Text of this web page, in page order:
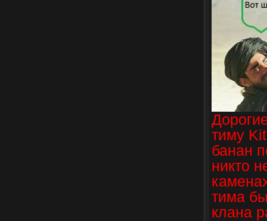
тиму
банан
никто
тима
клана